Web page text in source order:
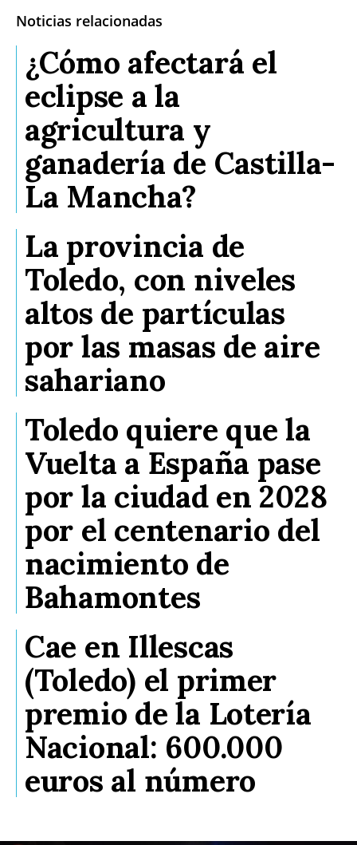
Noticias relacionadas
¿Cómo afectará el
eclipse a la
agricultura y
ganadería de Castilla-
La Mancha?
La provincia de
Toledo, con niveles
altos de partículas
por las masas de aire
sahariano
Toledo quiere que la
Vuelta a España pase
por la ciudad en 2028
por el centenario del
nacimiento de
Bahamontes
Cae en Illescas
(Toledo) el primer
premio de la Lotería
Nacional: 600.000
euros al número